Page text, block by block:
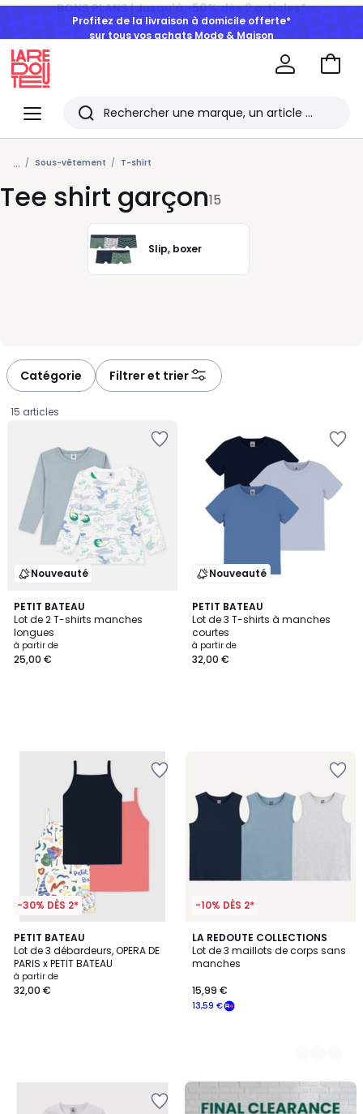
Profitez de la livraison à domicile offerte*
sur tous vos achats Mode & Maison
Menu
Redoute
Rechercher
Les
derniers
articles
consultés
Aller
... Sous-vêtement T-shirt
Tee shirt garçon15
Slip, boxer
Catégorie Filtrer et trier
15 articles
Nouveauté
PETIT BATEAU
Lot de 2 T-shirts manches
longues
Prix
à
à partir de
25,00 €
Nouveauté
PETIT BATEAU
Lot de 3 T-shirts à manches
courtes
à partir de
32,00 €
-30% DÈS 2*
PETIT BATEAU
Lot de 3 débardeurs, OPERA DE
PARIS x PETIT BATEAU
à partir de
32,00 €
-10% DÈS 2*
LA REDOUTE COLLECTIONS
Lot de 3 maillots de corps sans
manches
13,59 €
15,99 €
2
Couleurs
FINAL
CLEARANCE